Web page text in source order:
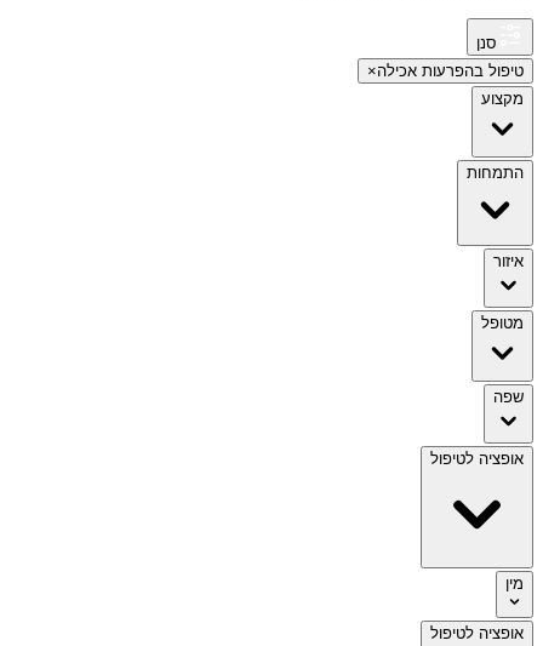
סנן
טיפול בהפרעות אכילה×
מקצוע
התמחות
איזור
מטופל
שפה
אופציה לטיפול
מין
אופציה לטיפול